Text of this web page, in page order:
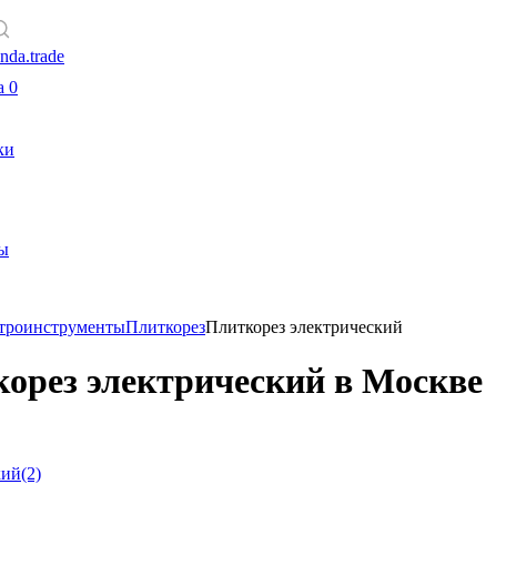
0
ПлиткорезПлиткорез электрический
электрический в Москве
(2)